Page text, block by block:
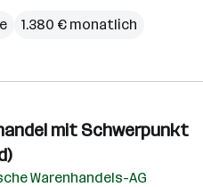
1.380 € monatlich
mit Schwerpunkt
Warenhandels-AG